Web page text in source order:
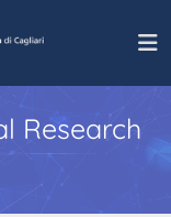
Research